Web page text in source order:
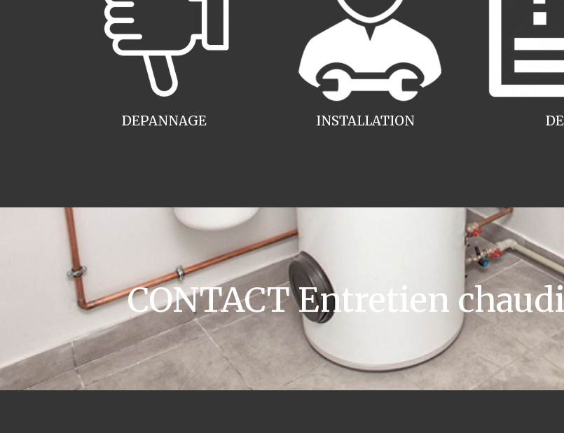
INSTALLATION
DEPANNAGE
CONTACT Entretien